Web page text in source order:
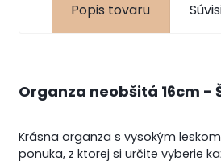
Popis tovaru
Organza neobšitá 16cm -
Krásna organza s vysokým
ponuka, z ktorej si určite vyberie